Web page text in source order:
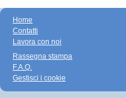
Home
Contatti
Lavora con noi
Rassegna stampa
F.A.Q.
Gestisci i cookie